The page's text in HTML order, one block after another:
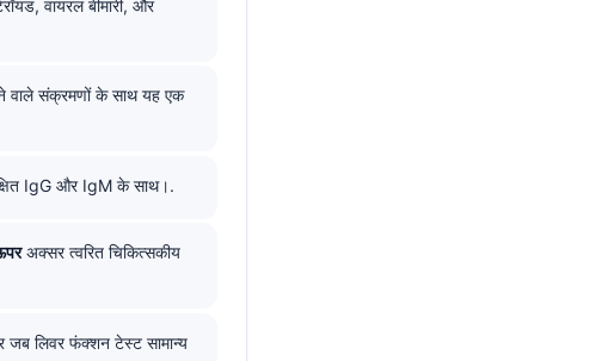
वायरल बीमारी, और
वाले संक्रमणों के साथ यह एक
IgG और IgM के साथ।.
अक्सर त्वरित चिकित्सकीय
लिवर फंक्शन टेस्ट सामान्य